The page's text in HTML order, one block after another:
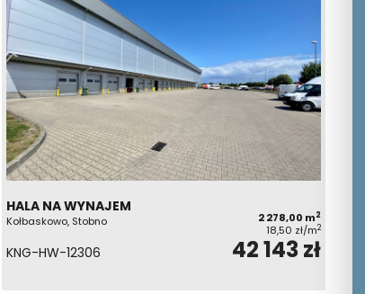
HALA NA WYNAJEM
Kołbaskowo, Stobno 2 278,00 m2
18,50 zł/m2
KNG-HW-12306 42 143 zł